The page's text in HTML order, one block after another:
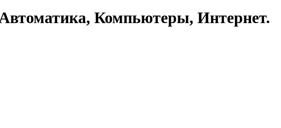
Компьютеры, Интернет.